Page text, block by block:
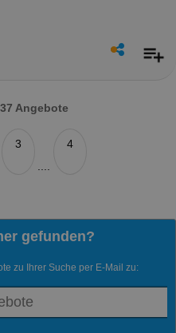
Angebote
3
4
gefunden?
zu Ihrer Suche per E-Mail zu: